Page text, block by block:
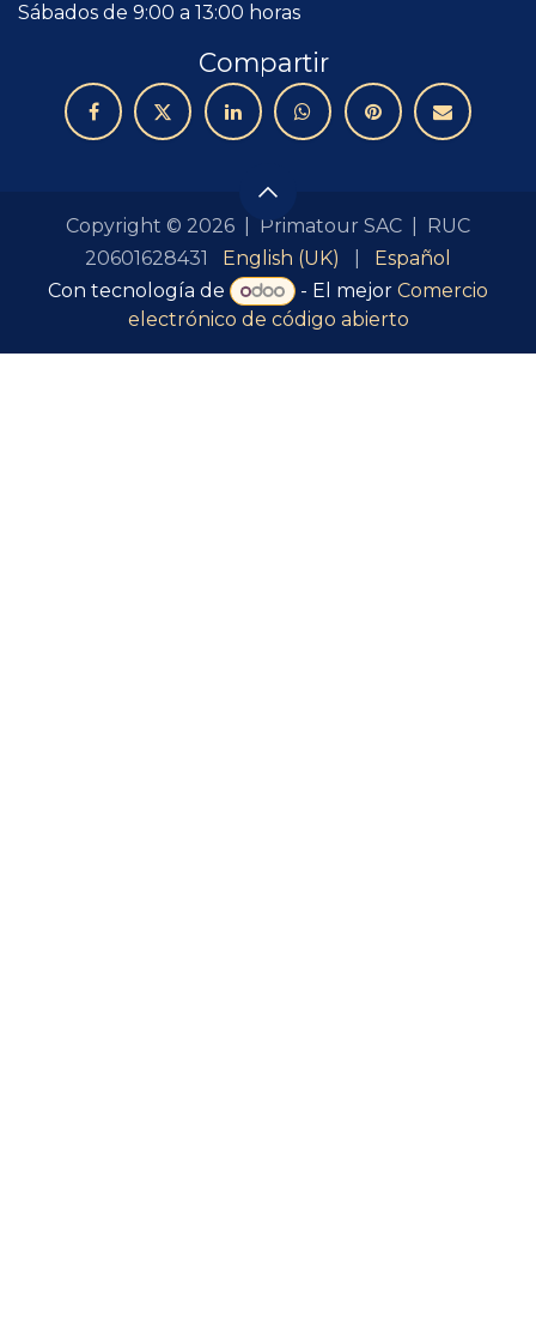
Sábados de 9:00 a 13:00 horas
Compartir
Copyright © 2026 | Primatour SAC | RUC
20601628431
English (UK)
Español
Con tecnología de
- El mejor Comercio
electrónico de código abierto